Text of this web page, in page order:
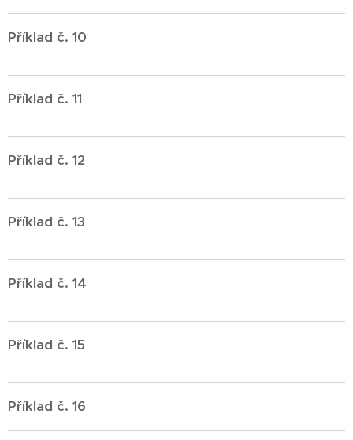
Příklad č. 10
Příklad č. 11
Příklad č. 12
Příklad č. 13
Příklad č. 14
Příklad č. 15
Příklad č. 16